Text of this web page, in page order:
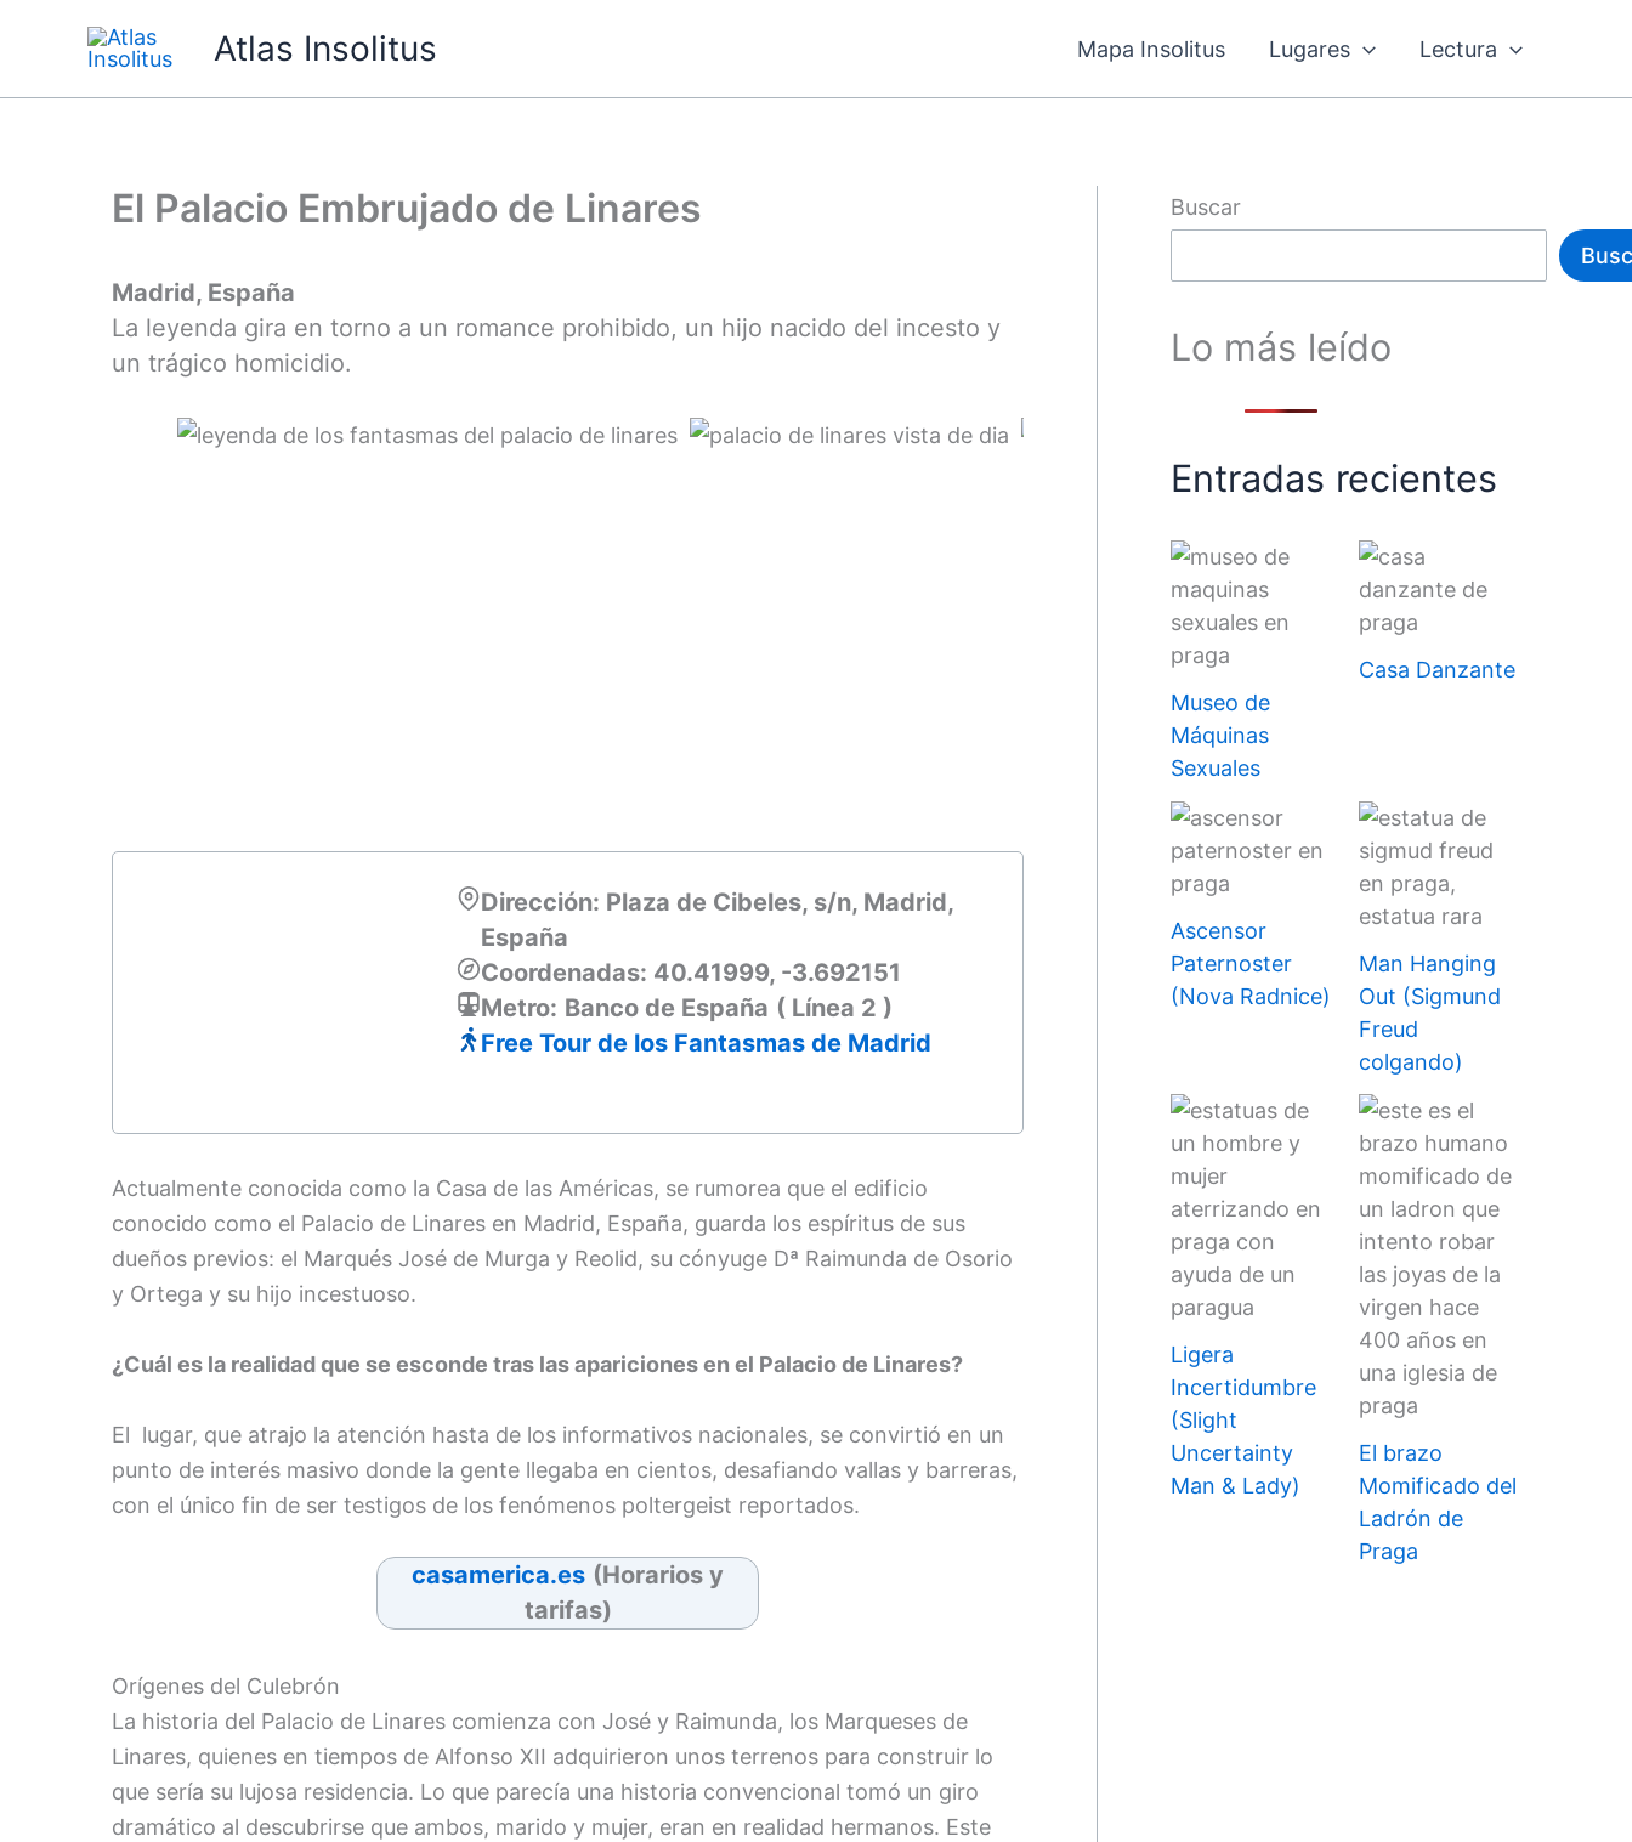
Atlas Insolitus Mapa Insolitus Lugares Lectura
El Palacio Embrujado de Linares
Madrid, España
La leyenda gira en torno a un romance prohibido, un hijo nacido del incesto y
un trágico homicidio.
Dirección: Plaza de Cibeles, s/n, Madrid,
España
Coordenadas: 40.41999, -3.692151
Metro: Banco de España ( Línea 2 )
Free Tour de los Fantasmas de Madrid
Actualmente conocida como la Casa de las Américas, se rumorea que el edificio
conocido como el Palacio de Linares en Madrid, España, guarda los espíritus de sus
dueños previos: el Marqués José de Murga y Reolid, su cónyuge Dª Raimunda de Osorio
y Ortega y su hijo incestuoso.
¿Cuál es la realidad que se esconde tras las apariciones en el Palacio de Linares?
El lugar, que atrajo la atención hasta de los informativos nacionales, se convirtió en un
punto de interés masivo donde la gente llegaba en cientos, desafiando vallas y barreras,
con el único fin de ser testigos de los fenómenos poltergeist reportados.
casamerica.es (Horarios y
tarifas)
Orígenes del Culebrón
La historia del Palacio de Linares comienza con José y Raimunda, los Marqueses de
Linares, quienes en tiempos de Alfonso XII adquirieron unos terrenos para construir lo
que sería su lujosa residencia. Lo que parecía una historia convencional tomó un giro
dramático al descubrirse que ambos, marido y mujer, eran en realidad hermanos. Este
Buscar
Lo más leído
Entradas recientes
Museo de
Máquinas
Sexuales
Casa Danzante
Ascensor
Paternoster
(Nova Radnice)
Man Hanging
Out (Sigmund
Freud
colgando)
Ligera
Incertidumbre
(Slight
Uncertainty
Man & Lady)
El brazo
Momificado del
Ladrón de
Praga